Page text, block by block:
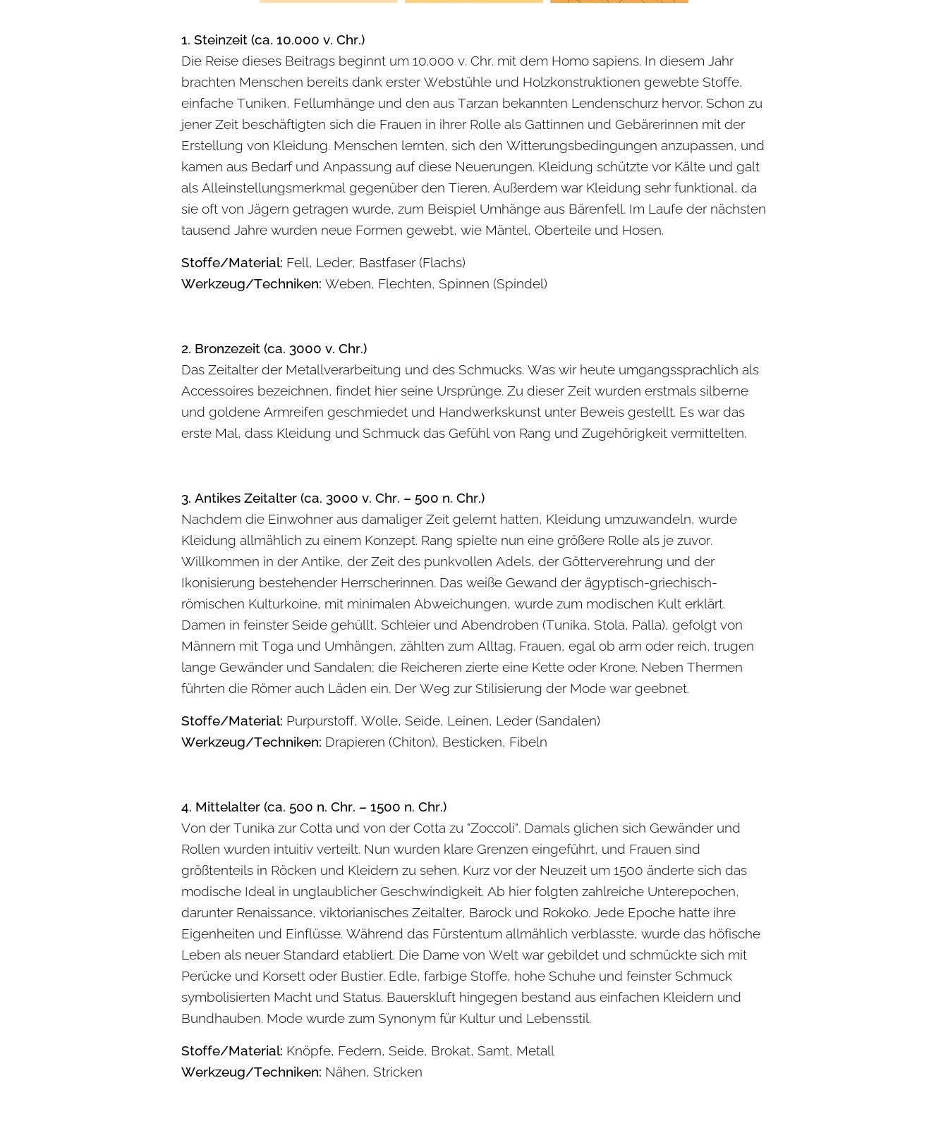
1. Steinzeit (ca. 10.000 v. Chr.)
Die Reise dieses Beitrags beginnt um 10.000 v. Chr. mit dem Homo sapiens. In diesem Jahr
brachten Menschen bereits dank erster Webstühle und Holzkonstruktionen gewebte Stoffe,
einfache Tuniken, Fellumhänge und den aus Tarzan bekannten Lendenschurz hervor. Schon zu
jener Zeit beschäftigten sich die Frauen in ihrer Rolle als Gattinnen und Gebärerinnen mit der
Erstellung von Kleidung. Menschen lernten, sich den Witterungsbedingungen anzupassen, und
kamen aus Bedarf und Anpassung auf diese Neuerungen. Kleidung schützte vor Kälte und galt
als Alleinstellungsmerkmal gegenüber den Tieren. Außerdem war Kleidung sehr funktional, da
sie oft von Jägern getragen wurde, zum Beispiel Umhänge aus Bärenfell. Im Laufe der nächsten
tausend Jahre wurden neue Formen gewebt, wie Mäntel, Oberteile und Hosen.
Stoffe/Material: Fell, Leder, Bastfaser (Flachs)
Werkzeug/Techniken: Weben, Flechten, Spinnen (Spindel)
2. Bronzezeit (ca. 3000 v. Chr.)
Das Zeitalter der Metallverarbeitung und des Schmucks. Was wir heute umgangssprachlich als
Accessoires bezeichnen, findet hier seine Ursprünge. Zu dieser Zeit wurden erstmals silberne
und goldene Armreifen geschmiedet und Handwerkskunst unter Beweis gestellt. Es war das
erste Mal, dass Kleidung und Schmuck das Gefühl von Rang und Zugehörigkeit vermittelten.
3. Antikes Zeitalter (ca. 3000 v. Chr. – 500 n. Chr.)
Nachdem die Einwohner aus damaliger Zeit gelernt hatten, Kleidung umzuwandeln, wurde
Kleidung allmählich zu einem Konzept. Rang spielte nun eine größere Rolle als je zuvor.
Willkommen in der Antike, der Zeit des punkvollen Adels, der Götterverehrung und der
Ikonisierung bestehender Herrscherinnen. Das weiße Gewand der ägyptisch-griechisch-
römischen Kulturkoine, mit minimalen Abweichungen, wurde zum modischen Kult erklärt.
Damen in feinster Seide gehüllt, Schleier und Abendroben (Tunika, Stola, Palla), gefolgt von
Männern mit Toga und Umhängen, zählten zum Alltag. Frauen, egal ob arm oder reich, trugen
lange Gewänder und Sandalen; die Reicheren zierte eine Kette oder Krone. Neben Thermen
führten die Römer auch Läden ein. Der Weg zur Stilisierung der Mode war geebnet.
Stoffe/Material: Purpurstoff, Wolle, Seide, Leinen, Leder (Sandalen)
Werkzeug/Techniken: Drapieren (Chiton), Besticken, Fibeln
4. Mittelalter (ca. 500 n. Chr. – 1500 n. Chr.)
Von der Tunika zur Cotta und von der Cotta zu "Zoccoli". Damals glichen sich Gewänder und
Rollen wurden intuitiv verteilt. Nun wurden klare Grenzen eingeführt, und Frauen sind
größtenteils in Röcken und Kleidern zu sehen. Kurz vor der Neuzeit um 1500 änderte sich das
modische Ideal in unglaublicher Geschwindigkeit. Ab hier folgten zahlreiche Unterepochen,
darunter Renaissance, viktorianisches Zeitalter, Barock und Rokoko. Jede Epoche hatte ihre
Eigenheiten und Einflüsse. Während das Fürstentum allmählich verblasste, wurde das höfische
Leben als neuer Standard etabliert. Die Dame von Welt war gebildet und schmückte sich mit
Perücke und Korsett oder Bustier. Edle, farbige Stoffe, hohe Schuhe und feinster Schmuck
symbolisierten Macht und Status. Bauerskluft hingegen bestand aus einfachen Kleidern und
Bundhauben. Mode wurde zum Synonym für Kultur und Lebensstil.
Stoffe/Material: Knöpfe, Federn, Seide, Brokat, Samt, Metall
Werkzeug/Techniken: Nähen, Stricken